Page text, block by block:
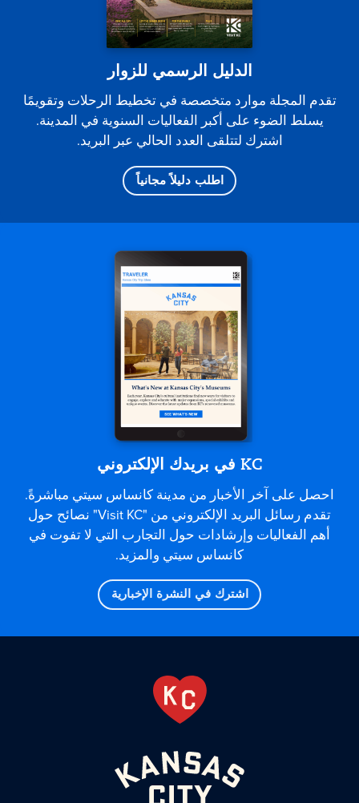
الدليل الرسمي للزوار
تقدم المجلة موارد متخصصة في تخطيط الرحلات وتقويمًا
يسلط الضوء على أكبر الفعاليات السنوية في المدينة.
اشترك لتتلقى العدد الحالي عبر البريد.
اطلب دليلاً مجانياً
KC في بريدك الإلكتروني
احصل على آخر الأخبار من مدينة كانساس سيتي مباشرةً.
تقدم رسائل البريد الإلكتروني من "Visit KC" نصائح حول
أهم الفعاليات وإرشادات حول التجارب التي لا تفوت في
كانساس سيتي والمزيد.
اشترك في النشرة الإخبارية